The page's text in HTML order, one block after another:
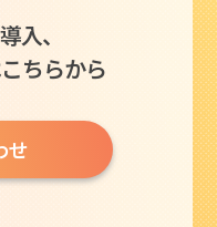
入、
ちらから
せ